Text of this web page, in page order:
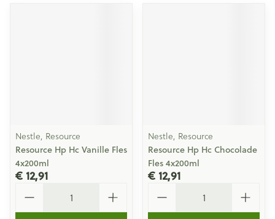
Nestle, Resource
Resource Hp Hc Vanille Fles
4x200ml
€ 12,91
Nestle, Resource
Resource Hp Hc Chocolade
Fles 4x200ml
€ 12,91